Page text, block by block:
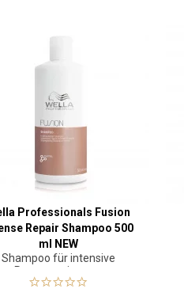
Professionals Fusion
Repair Shampoo 500
ml NEW
Shampoo für intensive
Regeneration von
geschädigtem Haar